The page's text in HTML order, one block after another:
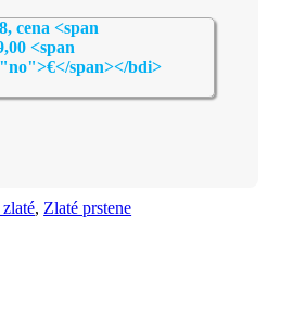
zlaté, Zlaté prstene